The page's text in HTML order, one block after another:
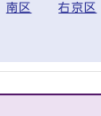
南区 右京区